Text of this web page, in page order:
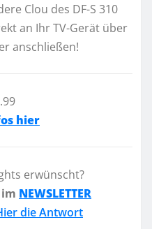
Clou des DF-S 310
an Ihr TV-Gerät über
anschließen!
hier
erwünscht?
NEWSLETTER
die Antwort